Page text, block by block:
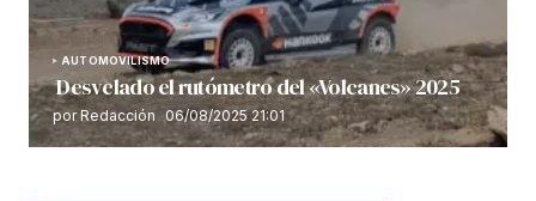
AUTOMOVILISMO
Desvelado el rutómetro del «Volcanes» 2025
por Redacción 06/08/2025 21:01